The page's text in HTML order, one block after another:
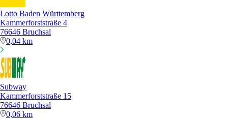
Lotto Baden Württemberg
Kammerforststraße 4
76646 Bruchsal
0,04 km
Subway
Kammerforststraße 15
76646 Bruchsal
0,06 km